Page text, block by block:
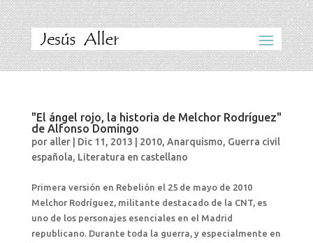
"El ángel rojo, la historia de Melchor Rodríguez"
de Alfonso Domingo
por aller| Dic 11, 2013 2010, Anarquismo, Guerra civil
española, Literatura en castellano
Primera versión en Rebelión el 25 de mayo de 2010
Melchor Rodríguez, militante destacado de la CNT, es
uno de los personajes esenciales en el Madrid
republicano. Durante toda la guerra, y especialmente en